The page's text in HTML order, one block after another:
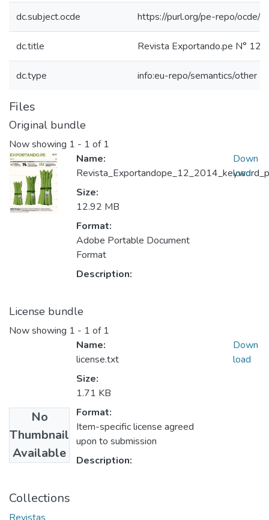
dc.subject.ocde https://purl.org/pe-repo/ocde/
dc.title Revista Exportando.pe N° 12
dc.type info:eu-repo/semantics/other
Files
Original bundle
Now showing 1 - 1 of 1
Name:
Size:
12.92 MB
Format:
Adobe Portable Document
Format
Description:
Down
load
License bundle
Now showing 1 - 1 of 1
No
Thumbnail
Available
Name:
license.txt
Size:
1.71 KB
Format:
Item-specific license agreed
upon to submission
Description:
Down
load
Collections